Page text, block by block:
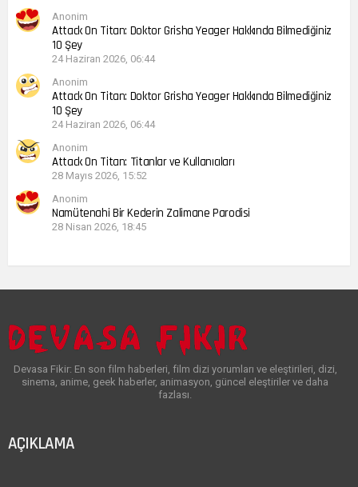
Anonim
Attack On Titan: Doktor Grisha Yeager Hakkında Bilmediğiniz
10 Şey
24 Haziran 2026, 06:44
Anonim
Attack On Titan: Doktor Grisha Yeager Hakkında Bilmediğiniz
10 Şey
24 Haziran 2026, 06:44
Anonim
Attack On Titan: Titanlar ve Kullanıcıları
28 Mayıs 2026, 15:52
Anonim
Namütenahi Bir Kederin Zalimane Parodisi
28 Nisan 2026, 18:45
Devasa Fikir: En son film haberleri, film dizi yorumları ve eleştirileri, dizi,
sinema, anime, geek haberler, animasyon, güncel eleştiriler ve daha
fazlası.
AÇIKLAMA